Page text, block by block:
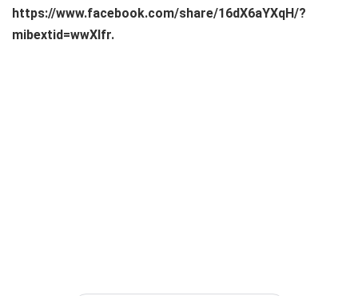
https://www.facebook.com/share/16dX6aYXqH/?
mibextid=wwXIfr.